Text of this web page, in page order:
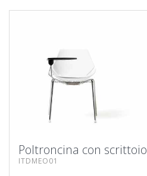
Poltroncina con scrittoio
ITDMEO01